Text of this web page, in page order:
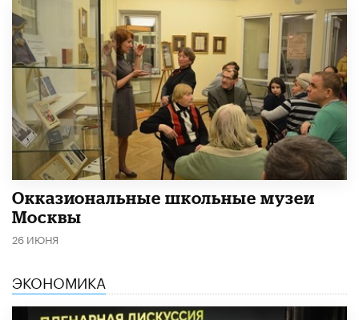
​Окказиональные школьные музеи
Москвы
26 ИЮНЯ
ЭКОНОМИКА